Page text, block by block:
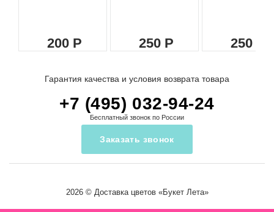
200 250 250
Гарантия качества и условия возврата товара
+7 (495) 032-94-24
Бесплатный звонок по России
Заказать звонок
2026 © Доставка цветов«Букет Лета»